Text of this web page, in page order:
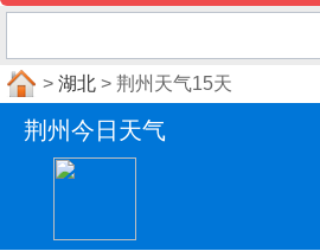
> 湖北 > 荆州天气15天
荆州今日天气